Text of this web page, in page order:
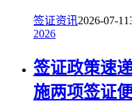
签证资讯2026-07-11
2026
签证政策速
施两项签证